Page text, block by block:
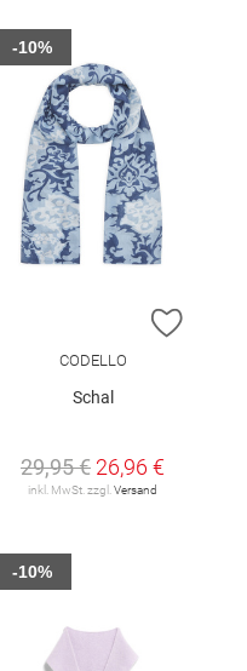
HINZUFÜGEN
ZUR
CODELLO
Schal
29,95 € 26,96 €
inkl. MwSt. zzgl. Versand
-10%
-10%